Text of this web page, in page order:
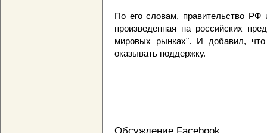
По его словам, правительство РФ
произведенная на российских
мировых рынках". И добавил,
оказывать поддержку.